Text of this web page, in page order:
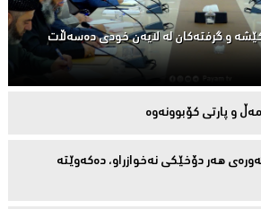
و گرفتەكان لە لایەن خودی دەسەڵات
و پارتی كۆبوونه‌وه‌
هەر دۆخێکی نەخوازراو، دەكەوێتە